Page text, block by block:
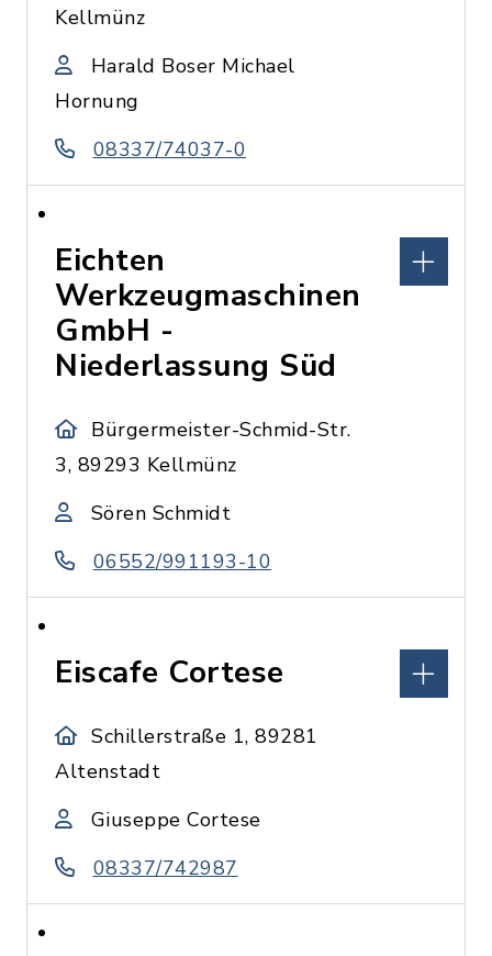
Kellmünz
Harald Boser Michael
Hornung
08337/74037-0
Eichten
Werkzeugmaschinen
GmbH -
Niederlassung Süd
Bürgermeister-Schmid-Str.
3, 89293 Kellmünz
Sören Schmidt
06552/991193-10
Eiscafe Cortese
Schillerstraße 1, 89281
Altenstadt
Giuseppe Cortese
08337/742987